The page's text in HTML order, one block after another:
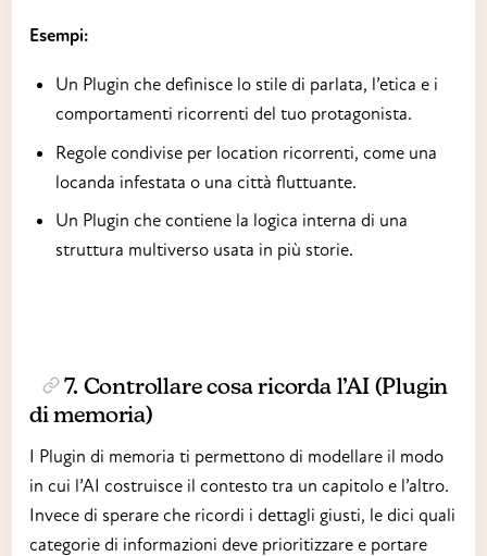
Esempi:
Un Plugin che definisce lo stile di parlata, l’etica e i
comportamenti ricorrenti del tuo protagonista.
Regole condivise per location ricorrenti, come una
locanda infestata o una città fluttuante.
Un Plugin che contiene la logica interna di una
struttura multiverso usata in più storie.
7. Controllare cosa ricorda l’AI (Plugin
di memoria)
I Plugin di memoria ti permettono di modellare il modo
in cui l’AI costruisce il contesto tra un capitolo e l’altro.
Invece di sperare che ricordi i dettagli giusti, le dici quali
categorie di informazioni deve prioritizzare e portare